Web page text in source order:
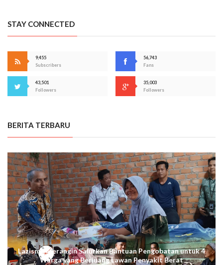
STAY CONNECTED
9,455
Subscribers
56,743
Fans
43,501
Followers
35,003
Followers
BERITA TERBARU
Lazismu Merangin Salurkan Bantuan Pengobatan untuk 4
Warga yang Berjuang Lawan Penyakit Berat